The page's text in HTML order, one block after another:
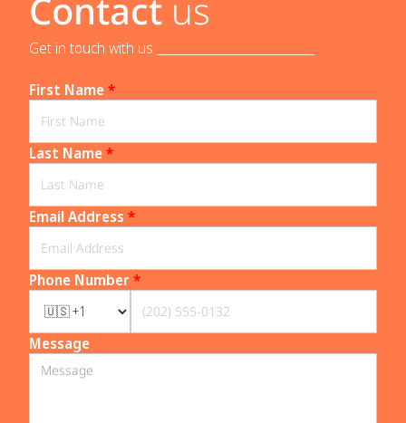
Contact us
Get in touch with us _____________________________
First Name*
Last Name*
Email Address *
Phone Number*
Message